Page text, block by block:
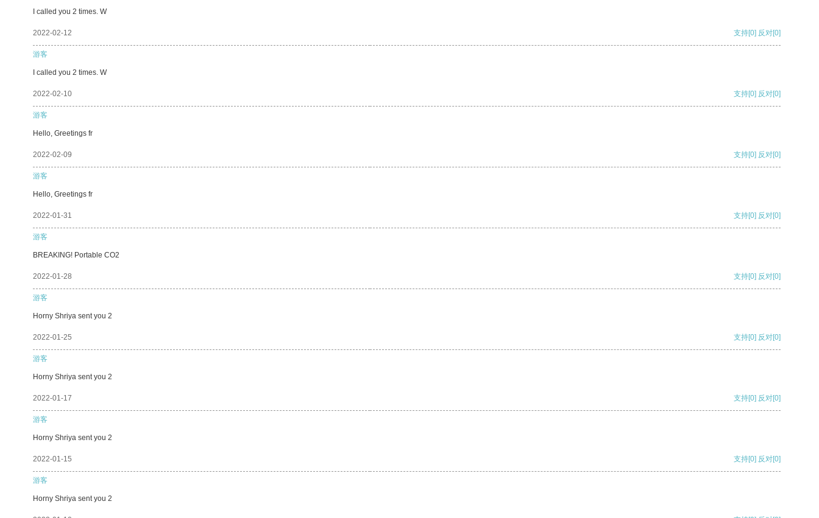
I called you 2 times. W
2022-02-12 支持[0] 反对[0]
游客
I called you 2 times. W
2022-02-10 支持[0] 反对[0]
游客
Hello, Greetings fr
2022-02-09 支持[0] 反对[0]
游客
Hello, Greetings fr
2022-01-31 支持[0] 反对[0]
游客
BREAKING! Portable CO2
2022-01-28 支持[0] 反对[0]
游客
Horny Shriya sent you 2
2022-01-25 支持[0] 反对[0]
游客
Horny Shriya sent you 2
2022-01-17 支持[0] 反对[0]
游客
Horny Shriya sent you 2
2022-01-15 支持[0] 反对[0]
游客
Horny Shriya sent you 2